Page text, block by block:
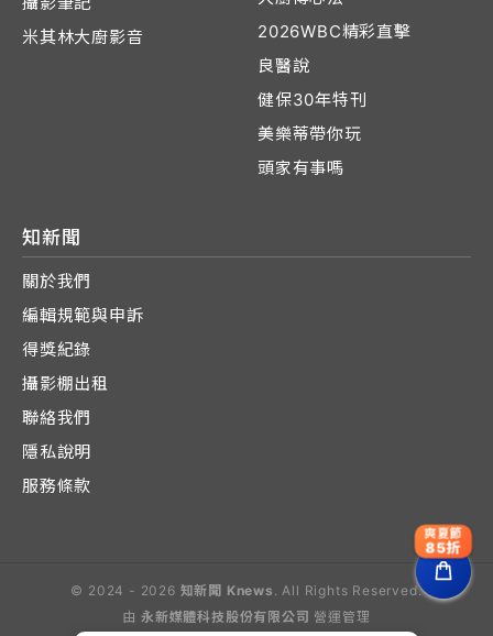
米其林大廚影音
2026WBC精彩直擊
良醫說
健保30年特刊
美樂蒂帶你玩
頭家有事嗎
知新聞
關於我們
編輯規範與申訴
得獎紀錄
攝影棚出租
聯絡我們
隱私說明
服務條款
© 2024 - 2026 知新聞 Knews . All Rights Reserved.
由 永新媒體科技股份有限公司 營運管理
爽夏節
85折